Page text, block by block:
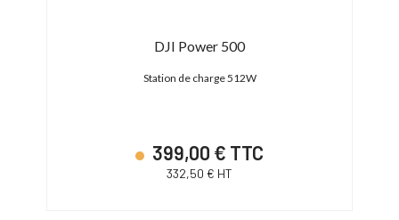
DJI Power 500
Station de charge 512W
399,00 € TTC
332,50 € HT